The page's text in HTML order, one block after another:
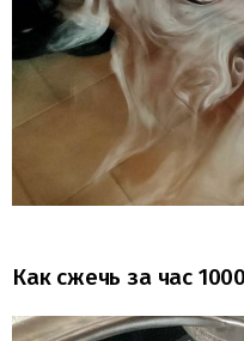
Как сжечь за час